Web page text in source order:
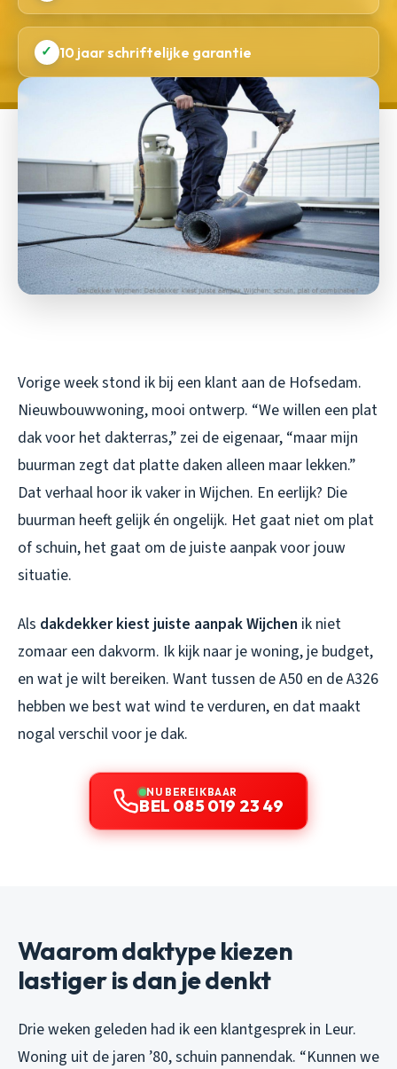
✓ 10 jaar schriftelijke garantie
Vorige week stond ik bij een klant aan de Hofsedam.
Nieuwbouwwoning, mooi ontwerp. “We willen een plat
dak voor het dakterras,” zei de eigenaar, “maar mijn
buurman zegt dat platte daken alleen maar lekken.”
Dat verhaal hoor ik vaker in Wijchen. En eerlijk? Die
buurman heeft gelijk én ongelijk. Het gaat niet om plat
of schuin, het gaat om de juiste aanpak voor jouw
situatie.
Als dakdekker kiest juiste aanpak Wijchen ik niet
zomaar een dakvorm. Ik kijk naar je woning, je budget,
en wat je wilt bereiken. Want tussen de A50 en de A326
hebben we best wat wind te verduren, en dat maakt
nogal verschil voor je dak.
NU BEREIKBAAR
BEL 085 019 23 49
Waarom daktype kiezen
lastiger is dan je denkt
Drie weken geleden had ik een klantgesprek in Leur.
Woning uit de jaren ’80, schuin pannendak. “Kunnen we